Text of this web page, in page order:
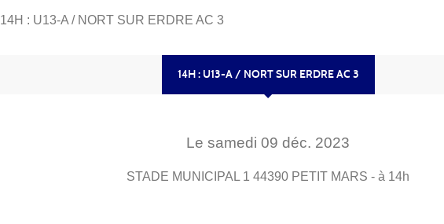
14H : U13-A / NORT SUR ERDRE AC 3
14H : U13-A / NORT SUR ERDRE AC 3
Le samedi 09 déc. 2023
STADE MUNICIPAL 1 44390 PETIT MARS - à 14h